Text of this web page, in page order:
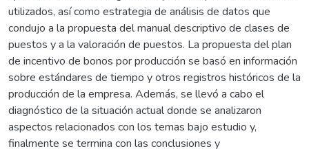
utilizados, así como estrategia de análisis de datos que
condujo a la propuesta del manual descriptivo de clases de
puestos y a la valoración de puestos. La propuesta del plan
de incentivo de bonos por producción se basó en información
sobre estándares de tiempo y otros registros históricos de la
producción de la empresa. Además, se llevó a cabo el
diagnóstico de la situación actual donde se analizaron
aspectos relacionados con los temas bajo estudio y,
finalmente se termina con las conclusiones y